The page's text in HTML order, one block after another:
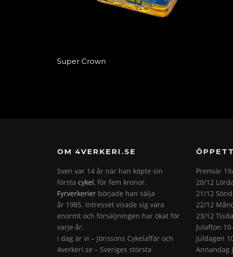
Super Crown
OM 4VERKERI.SE
Sven var 14 år när han köpte sin
första cykel, för fem kronor.
Fyrverkerier började han sälja
år 1985. Intresset visade sig vara
enormt och försäljningen har ökat för
varje år.
I dag är vi – Jönssons Cykelaffär och
4verkeri.se – Sveriges största
Premiär
20/12
21/12
22/12
23/12
Julafton
Juldagen
Annandag